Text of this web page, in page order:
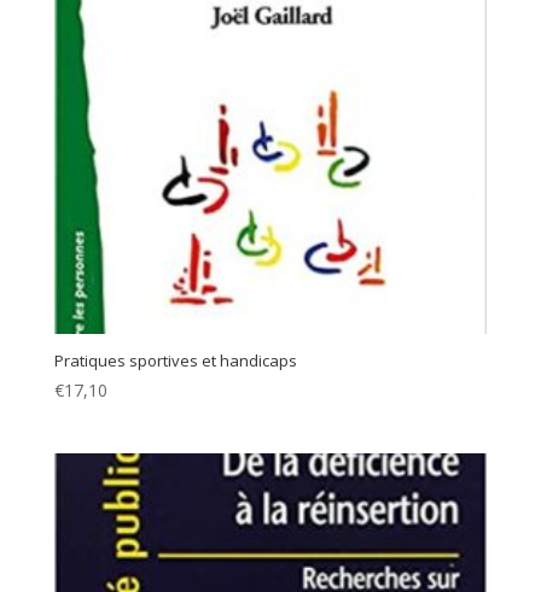
Pratiques sportives et handicaps
€17,10